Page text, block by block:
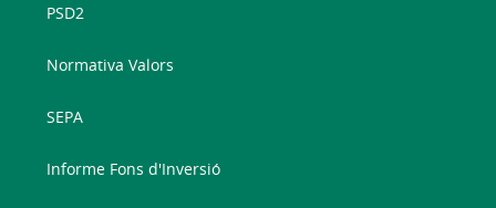
PSD2
Normativa Valors
SEPA
Informe Fons d'Inversió